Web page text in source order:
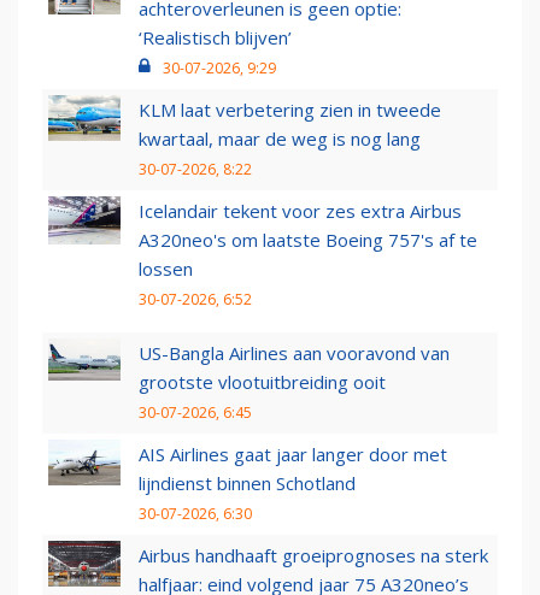
achteroverleunen is geen optie:
‘Realistisch blijven’
30-07-2026, 9:29
KLM laat verbetering zien in tweede
kwartaal, maar de weg is nog lang
30-07-2026, 8:22
Icelandair tekent voor zes extra Airbus
A320neo's om laatste Boeing 757's af te
lossen
30-07-2026, 6:52
US-Bangla Airlines aan vooravond van
grootste vlootuitbreiding ooit
30-07-2026, 6:45
AIS Airlines gaat jaar langer door met
lijndienst binnen Schotland
30-07-2026, 6:30
Airbus handhaaft groeiprognoses na sterk
halfjaar: eind volgend jaar 75 A320neo’s